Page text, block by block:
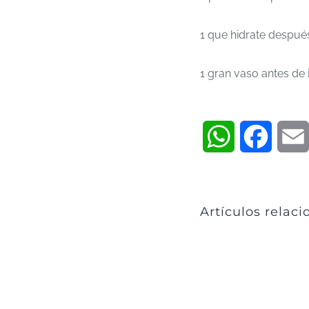
1 que hidrate
1 gran vaso antes de
WhatsApp
Artículos